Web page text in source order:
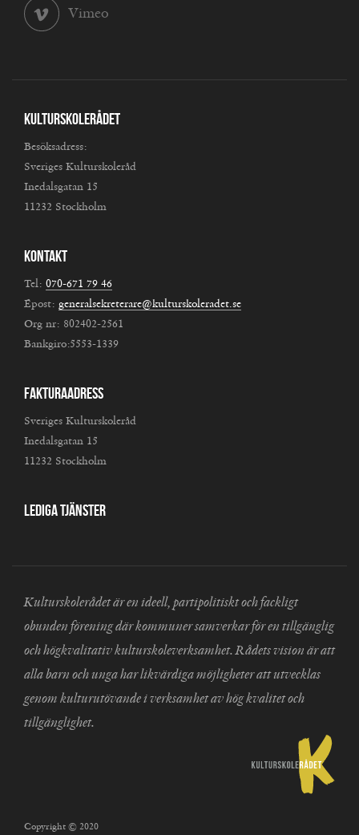
Vimeo
Kulturskolerådet
Besöksadress:
Sveriges Kulturskoleråd
Inedalsgatan 15
11232 Stockholm
Kontakt
Tel: 070-671 79 46
Epost: generalsekreterare@kulturskoleradet.se
Org nr: 802402-2561
Bankgiro:5553-1339
Fakturaadress
Sveriges Kulturskoleråd
Inedalsgatan 15
11232 Stockholm
Lediga tjänster
Kulturskolerådet är en ideell, partipolitiskt och fackligt
obunden förening där kommuner samverkar för en tillgänglig
och högkvalitativ kulturskoleverksamhet. Rådets vision är att
alla barn och unga har likvärdiga möjligheter att utvecklas
genom kulturutövande i verksamhet av hög kvalitet och
tillgänglighet.
Copyright © 2020